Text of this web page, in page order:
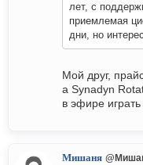
лет, с
приемлемая
дни, но
Мой друг,
а Synadyn
в эфире играть
Мишаня